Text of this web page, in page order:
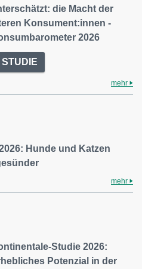
die Macht der
Konsument:innen -
2026
mehr
Hunde und Katzen
mehr
Studie 2026:
Potenzial in der